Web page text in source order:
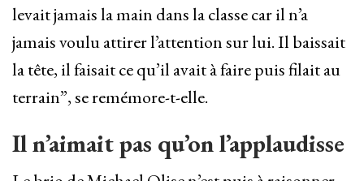
levait jamais la main dans la classe car il n’a
jamais voulu attirer l’attention sur lui. Il baissait
la tête, il faisait ce qu’il avait à faire puis filait au
terrain”, se remémore-t-elle.
Il n’aimait pas qu’on l’applaudisse